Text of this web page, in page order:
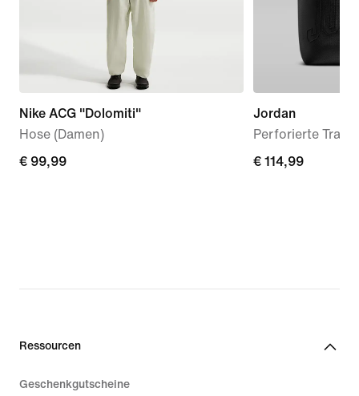
Nike ACG "Dolomiti"
Hose (Damen)
€ 99,99
€ 99,99
Jordan
Perforierte
€ 114,99
€ 114,99
Ressourcen
Geschenkgutscheine